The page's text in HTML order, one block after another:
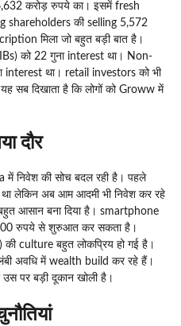
करोड़ रुपये का। इसमें fresh
shareholders की selling 5,572
मिला जो बहुत बड़ी बात है।
को 22 गुना interest था। Non-
था। retail investors को भी
सब दिखाता है कि लोगों को Groww में
दौर
में निवेश की सोच बदल रही है। पहले
था लेकिन अब आम आदमी भी निवेश कर रहे
आसान बना दिया है। smartphone
रुपये से शुरुआत कर सकता है।
culture बहुत लोकप्रिय हो गई है।
अवधि में wealth build कर रहे हैं।
पर बड़ी दूकान खोली है।